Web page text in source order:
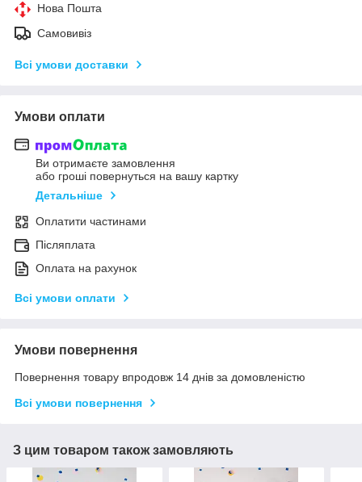
Нова Пошта
Самовивіз
Всі умови доставки
Умови оплати
Ви отримаєте замовлення
або гроші повернуться на вашу картку
Детальніше
Оплатити частинами
Післяплата
Оплата на рахунок
Всі умови оплати
Умови повернення
Повернення товару впродовж 14 днів за домовленістю
Всі умови повернення
З цим товаром також замовляють